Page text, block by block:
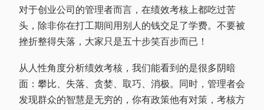
对于创业公司的管理者而言，在绩效考核上都吃过苦
头，除非你在打工期间用别人的钱交足了学费。不要被
挫折整得失落，大家只是五十步笑百步而已！
从人性角度分析绩效考核，我们能看到的是很多阴暗
面：攀比、失落、贪婪、取巧、消极。同时，管理者会
发现群众的智慧是无穷的，你有政策他有对策，考核方